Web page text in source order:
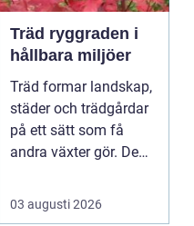
Träd ryggraden i
hållbara miljöer
Träd formar landskap,
städer och trädgårdar
på ett sätt som få
andra växter gör. De
03 augusti 2026